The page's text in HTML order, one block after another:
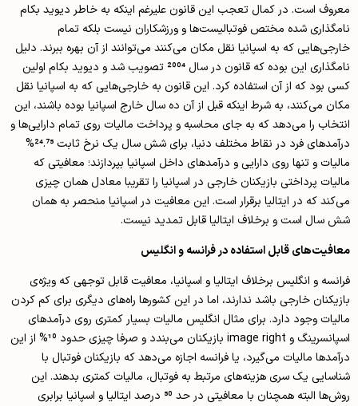
معروف است. در کمال تعجب این قانون علیرغم اینکه به خاطر دیوید بکام
نامگذاری شده مختص فوتبالیست‌ها و ورزشکاران نیست بلکه تمام
خارجی‌هایی که به اسپانیا نقل مکان می‌کنند می‌توانند از آن بهره ببرند. دلیل
نامگذاری این بوده که قانون در سال 2004 تصویب شد و دیوید بکام اولین
کسی بود که از آن استفاده کرد. این قانون به خارجی‌هایی که به اسپانیا نقل
مکان می‌کنند، به شرط اینکه قبل از آن ده سال خارج اسپانیا بوده باشند، این
انتخاب را می‌دهد که به جای محاسبه و پرداخت مالیات روی تمام دارایی‌ها و
درآمدهای فرد در نقاط مختلف دنیا، برای شش سال یک نرخ ثابت 24.75%
مالیات و تنها روی دارایی و درآمدهای داخل اسپانیا بپردازند؛ معافیتی که
مالیات پرداختی بازیکنان خارجی در اسپانیا را تقریبا معادل همان چیزی
می‌کند که در ایتالیا برقرار است. این معافیت در اسپانیا منحصر به همان
شش سال است و برخلاف ایتالیا قابل تمدید نیست.
معافیت‌های قابل استفاده در فرانسه و انگلیس
فرانسه و انگلیس برخلاف ایتالیا و اسپانیا، معافیت قابل توجهی که ویژه‌ی
بازیکنان خارجی باشد ندارند، اما در این کشورها راه‌های دیگری برای کم کردن
مالیات وجود دارد. برای مثال انگلیس مالیات بسیار کمتری روی درآمدهای
اسپانسرینگ و image right بازیکنان می‌بندد و صرفا چیزی حدود 10% از این
درآمدها مالیات می‌گیرد، یا فرانسه اجازه می‌دهد که بازیکنان فوتبال با
شناسایی یک سری هزینه‌های مرتبط به فوتبال، مالیات کمتری بدهند. این
روش‌‌ها البته همچنان با معافیتی در حد 50 درصد ایتالیا و اسپانیا برابری